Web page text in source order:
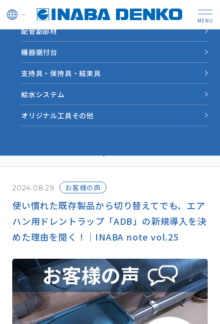
ドレン管
配管副部材
機器据付台
支持具・保持具・結束具
給水システム
オリジナル工具その他
HOME
INABA note
使い慣れた既存製品から切り替えてでも、エアハン用ドレント
ラップ「ADB」の新規導入を決めた理由を聞く！｜INABA
note vol.25
業界情報やソリューション
事例など因幡電工からの情
2024.08.29 お客様の声
使い慣れた既存製品から切り替えてでも、エア
ハン用ドレントラップ「ADB」の新規導入を決
めた理由を聞く！｜INABA note vol.25